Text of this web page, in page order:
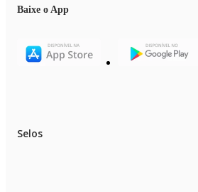
Baixe o App
Selos